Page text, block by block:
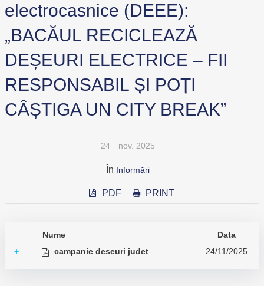
electrocasnice (DEEE):
„BACĂUL RECICLEAZĂ
DEȘEURI ELECTRICE – FII
RESPONSABIL ȘI POȚI
CÂȘTIGA UN CITY BREAK”
24 nov. 2025
În Informări
PDF PRINT
Nume
Data
+
campanie deseuri judet 24/11/2025